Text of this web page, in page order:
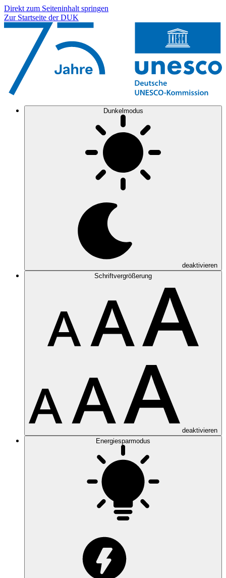
Direkt zum Seiteninhalt springen
Zur Startseite der DUK
Dunkelmodus
deaktivieren
Schriftvergrößerung
deaktivieren
Energiesparmodus